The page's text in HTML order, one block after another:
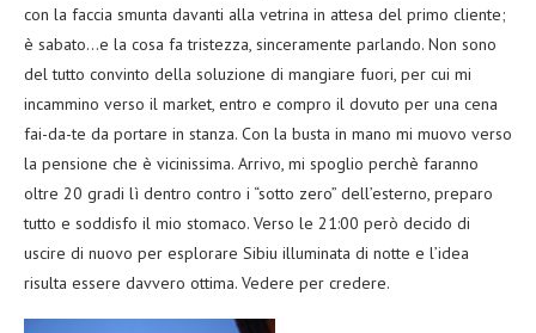
con la faccia smunta davanti alla vetrina in attesa del primo cliente;
è sabato…e la cosa fa tristezza, sinceramente parlando. Non sono
del tutto convinto della soluzione di mangiare fuori, per cui mi
incammino verso il market, entro e compro il dovuto per una cena
fai-da-te da portare in stanza. Con la busta in mano mi muovo verso
la pensione che è vicinissima. Arrivo, mi spoglio perchè faranno
oltre 20 gradi lì dentro contro i “sotto zero” dell’esterno, preparo
tutto e soddisfo il mio stomaco. Verso le 21:00 però decido di
uscire di nuovo per esplorare Sibiu illuminata di notte e l’idea
risulta essere davvero ottima. Vedere per credere.